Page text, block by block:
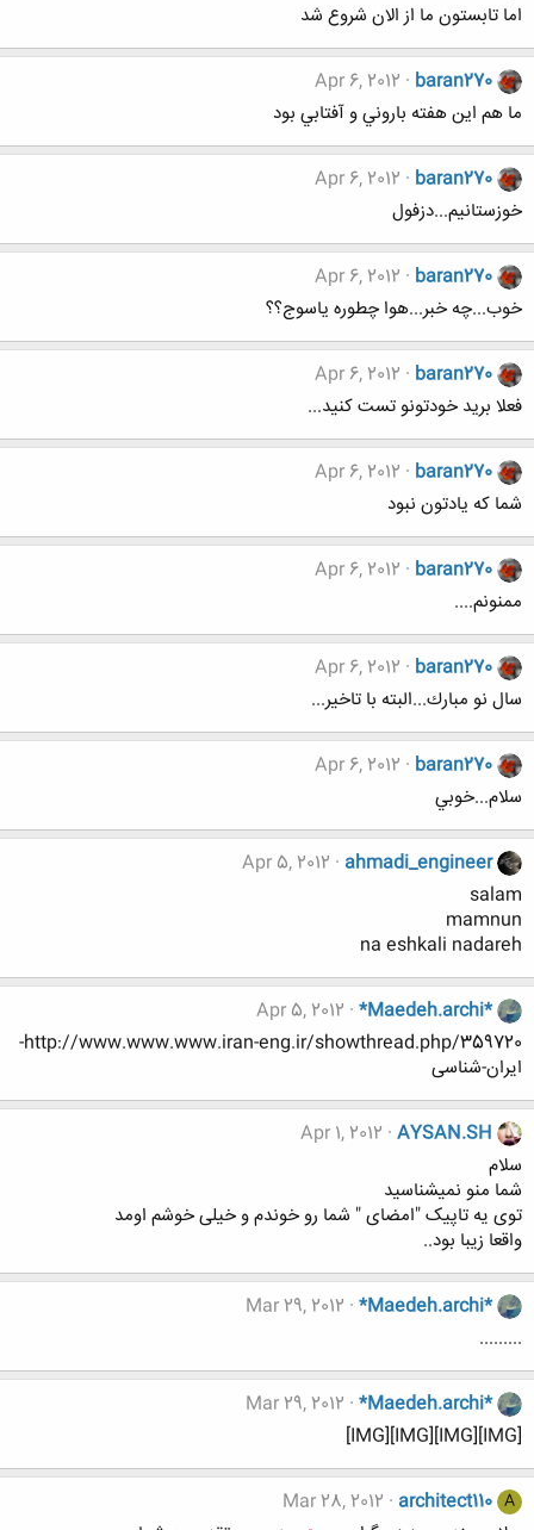
اما تابستون ما از الان شروع شد
baran270
Apr 6, 2012
ما هم اين هفته باروني و آفتابي بود
baran270
Apr 6, 2012
خوزستانيم...دزفول
baran270
Apr 6, 2012
خوب...چه خبر...هوا چطوره ياسوج؟؟
baran270
Apr 6, 2012
فعلا بريد خودتونو تست كنيد...
baran270
Apr 6, 2012
شما كه يادتون نبود
baran270
Apr 6, 2012
ممنونم....
baran270
Apr 6, 2012
سال نو مبارك...البته با تاخير...
baran270
Apr 6, 2012
سلام...خوبي
ahmadi_engineer
Apr 5, 2012
salam
mamnun
na eshkali nadareh
*Maedeh.archi*
Apr 5, 2012
http://www.www.www.iran-eng.ir/showthread.php/359720-
ایران-شناسی
AYSAN.SH
Apr 1, 2012
سلام
شما منو نمیشناسید
توی یه تاپیک "امضای " شما رو خوندم و خیلی خوشم اومد
واقعا زیبا بود..
*Maedeh.archi*
Mar 29, 2012
.........
*Maedeh.archi*
Mar 29, 2012
[IMG][IMG][IMG][IMG]
A
architect110
Mar 28, 2012